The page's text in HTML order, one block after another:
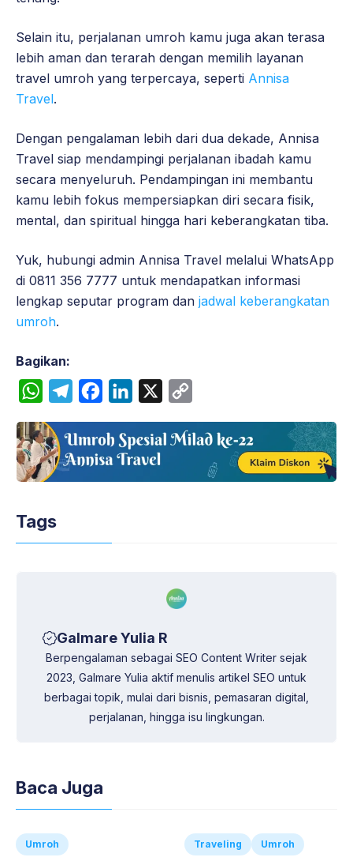
Selain itu, perjalanan umroh kamu juga akan terasa
lebih aman dan terarah dengan memilih layanan
travel umroh yang terpercaya, seperti Annisa
Travel.
Dengan pengalaman lebih dari dua dekade, Annisa
Travel siap mendampingi perjalanan ibadah kamu
secara menyeluruh. Pendampingan ini membantu
kamu lebih fokus mempersiapkan diri secara fisik,
mental, dan spiritual hingga hari keberangkatan tiba.
Yuk, hubungi admin Annisa Travel melalui WhatsApp
di 0811 356 7777 untuk mendapatkan informasi
lengkap seputar program dan jadwal keberangkatan
umroh.
Bagikan:
W
a
t
s
p
l
e
g
c
e
b
n
k
e
p
L
Tags
Galmare Yulia R
Berpengalaman sebagai SEO Content Writer sejak
2023, Galmare Yulia aktif menulis artikel SEO untuk
berbagai topik, mulai dari bisnis, pemasaran digital,
perjalanan, hingga isu lingkungan.
Baca Juga
Umroh Traveling Umroh